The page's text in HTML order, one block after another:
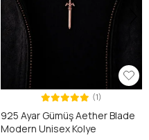
(1)
925 Ayar Gümüş Aether Blade
Modern Unisex Kolye